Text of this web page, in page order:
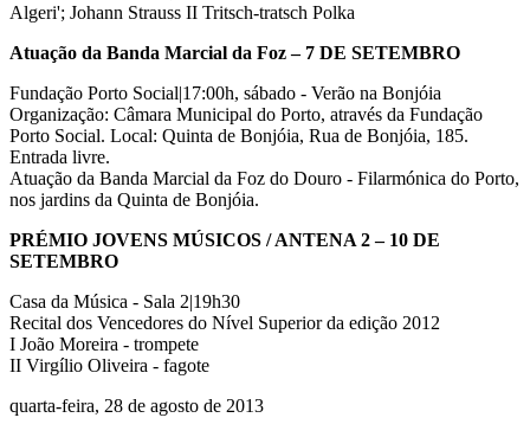
Algeri'; Johann Strauss II Tritsch-tratsch Polka
Atuação da Banda Marcial da Foz – 7 DE SETEMBRO
Fundação Porto Social|17:00h, sábado - Verão na Bonjóia
Organização: Câmara Municipal do Porto, através da Fundação
Porto Social. Local: Quinta de Bonjóia, Rua de Bonjóia, 185.
Entrada livre.
Atuação da Banda Marcial da Foz do Douro - Filarmónica do Porto,
nos jardins da Quinta de Bonjóia.
PRÉMIO JOVENS MÚSICOS / ANTENA 2 – 10 DE
SETEMBRO
Casa da Música - Sala 2|19h30
Recital dos Vencedores do Nível Superior da edição 2012
I João Moreira - trompete
II Virgílio Oliveira - fagote
quarta-feira, 28 de agosto de 2013